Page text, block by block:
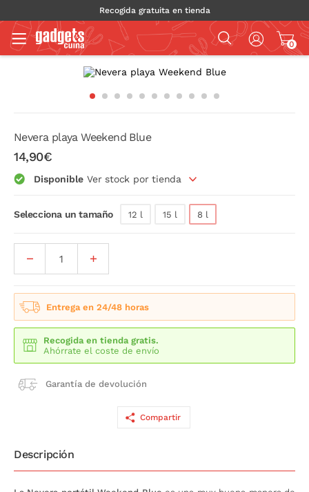
Recogida gratuita en tienda
0
Nevera playa Weekend Blue
14,90€
Disponible Ver stock por tienda
Selecciona un tamaño 12 l 15 l 8 l
Entrega en 24/48 horas
Recogida en tienda gratis.
Ahórrate el coste de envío
Garantía de devolución
Compartir
Descripción